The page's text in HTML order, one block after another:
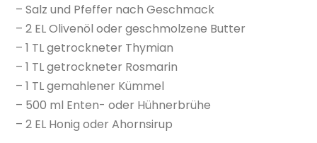
– Salz und Pfeffer nach Geschmack
– 2 EL Olivenöl oder geschmolzene Butter
– 1 TL getrockneter Thymian
– 1 TL getrockneter Rosmarin
– 1 TL gemahlener Kümmel
– 500 ml Enten- oder Hühnerbrühe
– 2 EL Honig oder Ahornsirup